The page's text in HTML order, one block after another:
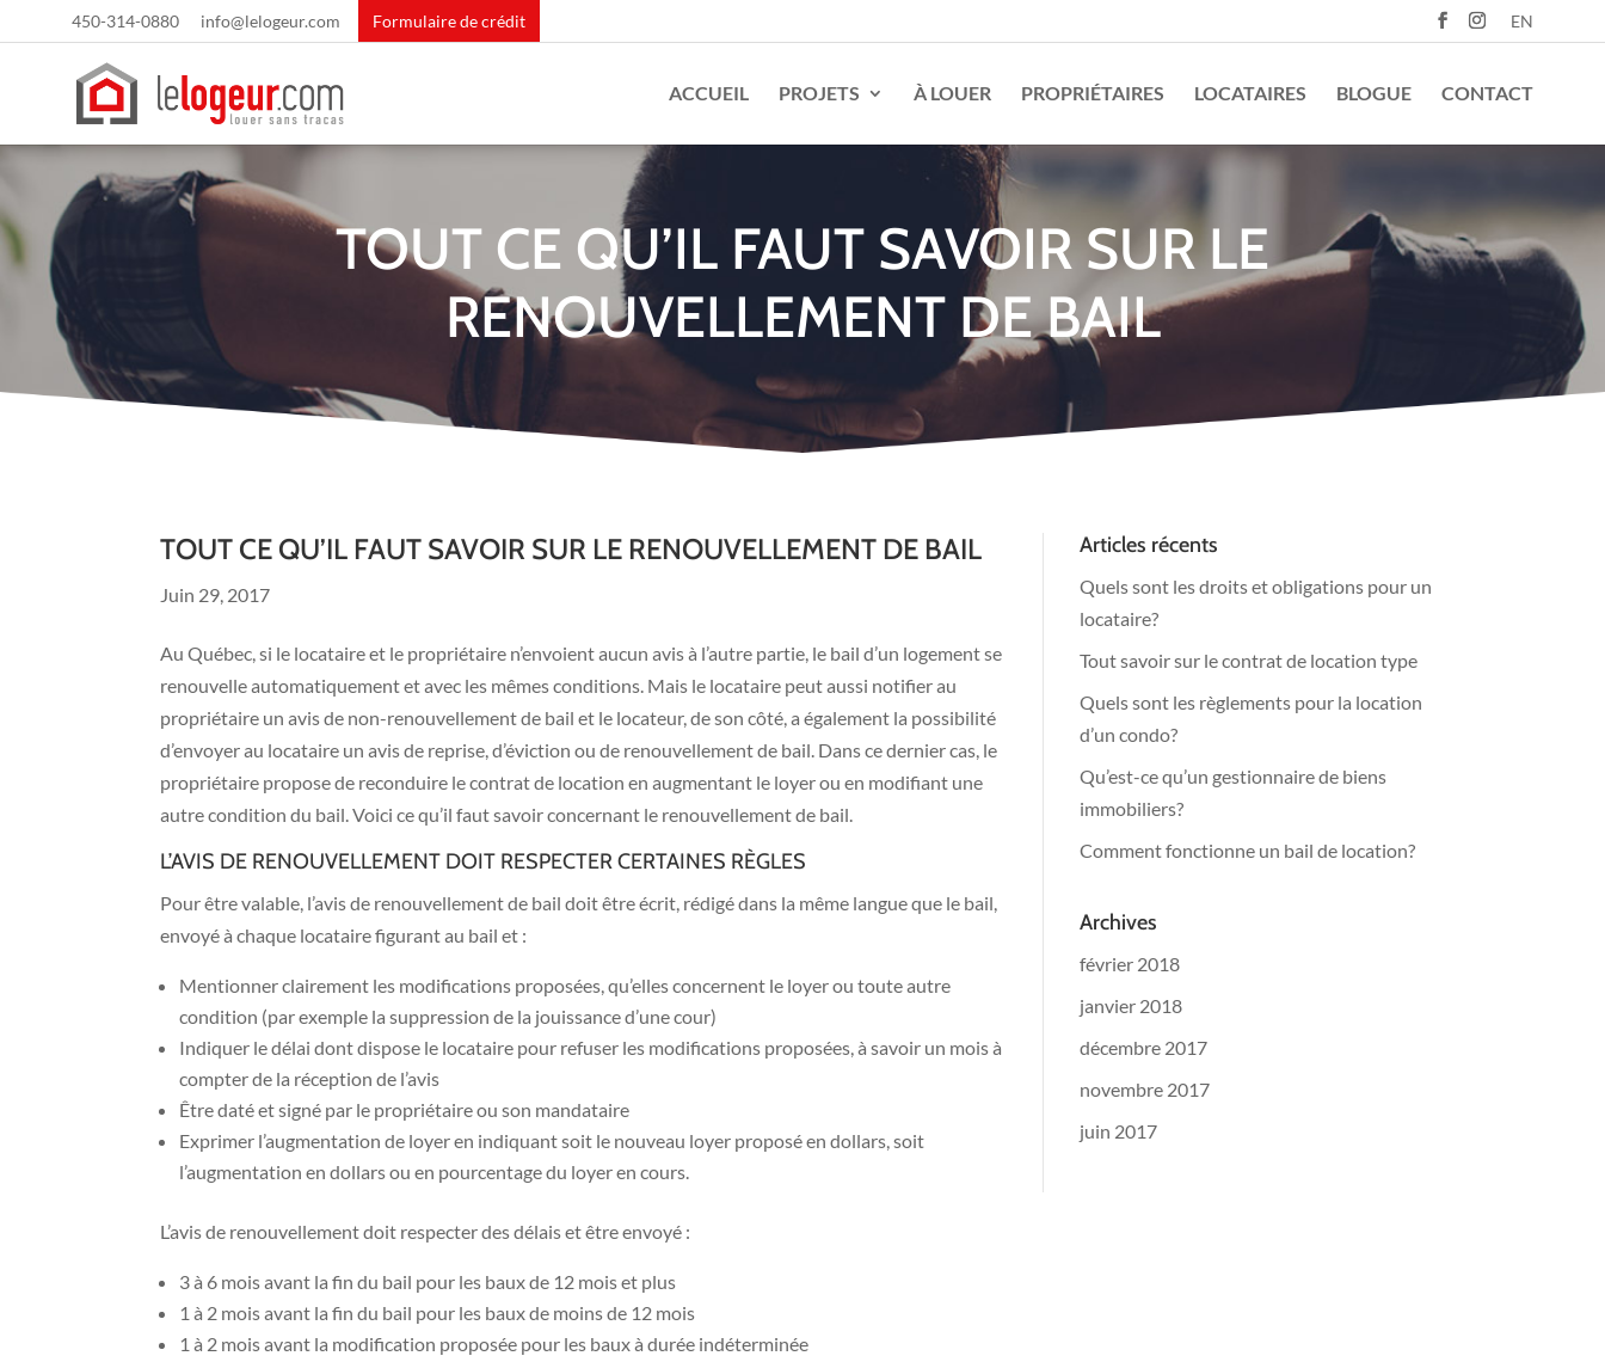
450-314-0880 info@lelogeur.com Formulaire de crédit EN
ACCUEIL PROJETS À LOUER PROPRIÉTAIRES LOCATAIRES BLOGUE CONTACT
TOUT CE QU’IL FAUT SAVOIR SUR LE
RENOUVELLEMENT DE BAIL
TOUT CE QU’IL FAUT SAVOIR SUR LE RENOUVELLEMENT DE BAIL
Juin 29, 2017
Au Québec, si le locataire et le propriétaire n’envoient aucun avis à l’autre partie, le bail d’un logement se
renouvelle automatiquement et avec les mêmes conditions. Mais le locataire peut aussi notifier au
propriétaire un avis de non-renouvellement de bail et le locateur, de son côté, a également la possibilité
d’envoyer au locataire un avis de reprise, d’éviction ou de renouvellement de bail. Dans ce dernier cas, le
propriétaire propose de reconduire le contrat de location en augmentant le loyer ou en modifiant une
autre condition du bail. Voici ce qu’il faut savoir concernant le renouvellement de bail.
L’AVIS DE RENOUVELLEMENT DOIT RESPECTER CERTAINES RÈGLES
Pour être valable, l’avis de renouvellement de bail doit être écrit, rédigé dans la même langue que le bail,
envoyé à chaque locataire figurant au bail et :
Mentionner clairement les modifications proposées, qu’elles concernent le loyer ou toute autre
condition (par exemple la suppression de la jouissance d’une cour)
Indiquer le délai dont dispose le locataire pour refuser les modifications proposées, à savoir un mois à
compter de la réception de l’avis
Être daté et signé par le propriétaire ou son mandataire
Exprimer l’augmentation de loyer en indiquant soit le nouveau loyer proposé en dollars, soit
l’augmentation en dollars ou en pourcentage du loyer en cours.
L’avis de renouvellement doit respecter des délais et être envoyé :
3 à 6 mois avant la fin du bail pour les baux de 12 mois et plus
1 à 2 mois avant la fin du bail pour les baux de moins de 12 mois
1 à 2 mois avant la modification proposée pour les baux à durée indéterminée
Articles récents
Quels sont les droits et obligations pour un
locataire?
Tout savoir sur le contrat de location type
Quels sont les règlements pour la location
d’un condo?
Qu’est-ce qu’un gestionnaire de biens
immobiliers?
Comment fonctionne un bail de location?
Archives
février 2018
janvier 2018
décembre 2017
novembre 2017
juin 2017